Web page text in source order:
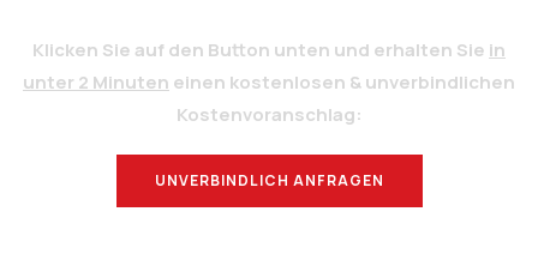
Klicken Sie auf den Button unten und erhalten Sie in
unter 2 Minuten einen kostenlosen & unverbindlichen
Kostenvoranschlag:
UNVERBINDLICH ANFRAGEN